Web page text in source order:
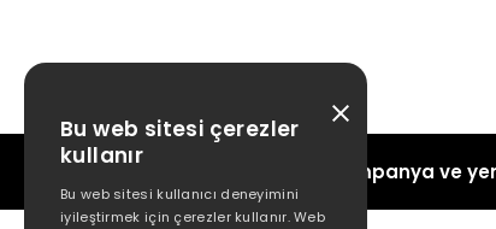
Kampanya ve
Bu web sitesi çerezler
kullanır
Bu web sitesi kullanıcı deneyimini
iyileştirmek için çerezler kullanır. Web